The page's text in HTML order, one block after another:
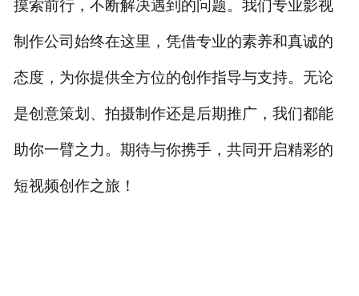
摸索前行，不断解决遇到的问题。我们专业影视
制作公司始终在这里，凭借专业的素养和真诚的
态度，为你提供全方位的创作指导与支持。无论
是创意策划、拍摄制作还是后期推广，我们都能
助你一臂之力。期待与你携手，共同开启精彩的
短视频创作之旅！